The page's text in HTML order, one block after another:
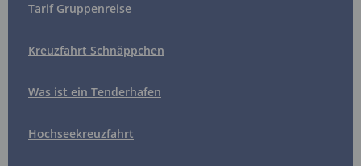
Tarif Gruppenreise
Kreuzfahrt Schnäppchen
Was ist ein Tenderhafen
Hochseekreuzfahrt